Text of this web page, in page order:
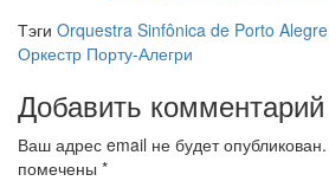
Тэги Orquestra Sinfônica de Porto Alegre
Оркестр Порту-Алегри
Добавить комментарий
Ваш адрес email не будет опубликован.
помечены *